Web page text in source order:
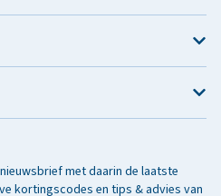
met daarin de laatste
kortingscodes en tips & advies van